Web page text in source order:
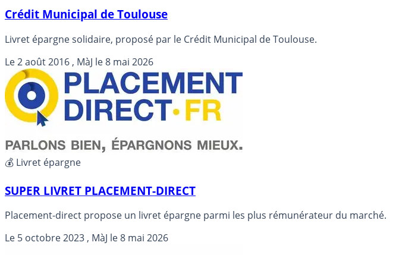
Crédit Municipal de Toulouse
Livret épargne solidaire, proposé par le Crédit Municipal de Toulouse.
Le2 août 2016 , MàJ le8 mai 2026
💰 Livret épargne
SUPER LIVRET PLACEMENT-DIRECT
Placement-direct propose un livret épargne parmi les plus rémunérateur du marché.
Le 5 octobre 2023 , MàJ le8 mai 2026